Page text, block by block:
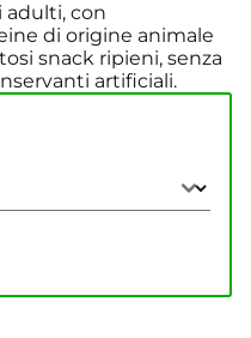
adulti, con
di origine animale
snack ripieni, senza
artificiali.